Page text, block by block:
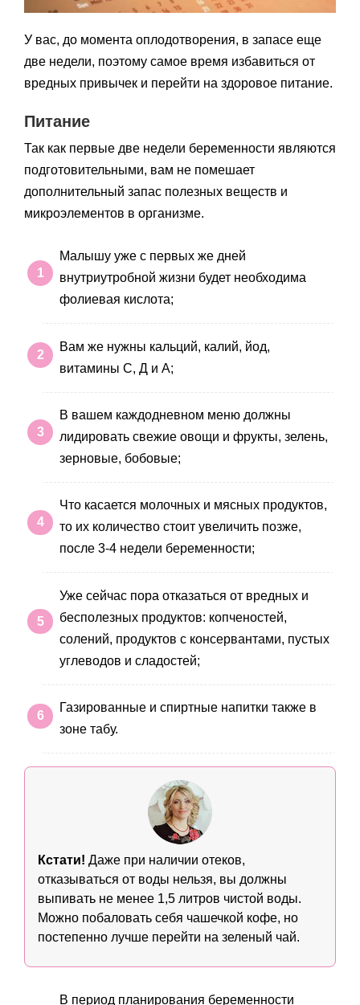
У вас, до момента оплодотворения, в запасе еще
две недели, поэтому самое время избавиться от
вредных привычек и перейти на здоровое питание.
Питание
Так как первые две недели беременности являются
подготовительными, вам не помешает
дополнительный запас полезных веществ и
микроэлементов в организме.
Малышу уже с первых же дней
внутриутробной жизни будет необходима
фолиевая кислота;
Вам же нужны кальций, калий, йод,
витамины С, Д и А;
В вашем каждодневном меню должны
лидировать свежие овощи и фрукты, зелень,
зерновые, бобовые;
Что касается молочных и мясных продуктов,
то их количество стоит увеличить позже,
после 3-4 недели беременности;
Уже сейчас пора отказаться от вредных и
бесполезных продуктов: копченостей,
солений, продуктов с консервантами, пустых
углеводов и сладостей;
Газированные и спиртные напитки также в
зоне табу.
Кстати! Даже при наличии отеков,
отказываться от воды нельзя, вы должны
выпивать не менее 1,5 литров чистой воды.
Можно побаловать себя чашечкой кофе, но
постепенно лучше перейти на зеленый чай.
В период планирования беременности